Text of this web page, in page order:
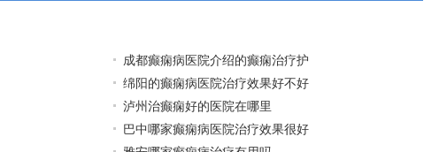
成都癫痫病医院介绍的癫痫治疗护
绵阳的癫痫病医院治疗效果好不好
泸州治癫痫好的医院在哪里
巴中哪家癫痫病医院治疗效果很好